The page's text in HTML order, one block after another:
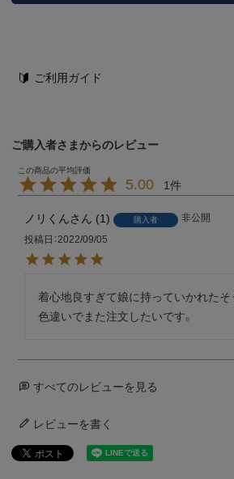
ご利用ガイド
ご購入者さまからのレビュー
5.00 1
ノリくん 1 購入者
非公開
投稿日 2022/09/05
着心地良すぎて娘に持っていかれたそ
色違いでまた注文したいです。
すべてのレビューを見る
レビューを書く